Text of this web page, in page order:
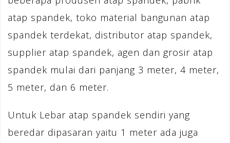
atap spandek, toko material bangunan atap
spandek terdekat, distributor atap spandek,
supplier atap spandek, agen dan grosir atap
spandek mulai dari panjang 3 meter, 4 meter,
5 meter, dan 6 meter.
Untuk Lebar atap spandek sendiri yang
beredar dipasaran yaitu 1 meter ada juga